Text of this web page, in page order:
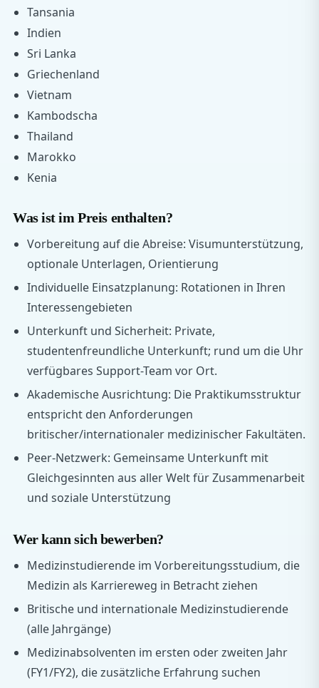
Tansania
Indien
Sri Lanka
Griechenland
Vietnam
Kambodscha
Thailand
Marokko
Kenia
Was ist im Preis enthalten?
Vorbereitung auf die Abreise: Visumunterstützung,
optionale Unterlagen, Orientierung
Individuelle Einsatzplanung: Rotationen in Ihren
Interessengebieten
Unterkunft und Sicherheit: Private,
studentenfreundliche Unterkunft; rund um die Uhr
verfügbares Support-Team vor Ort.
Akademische Ausrichtung: Die Praktikumsstruktur
entspricht den Anforderungen
britischer/internationaler medizinischer Fakultäten.
Peer-Netzwerk: Gemeinsame Unterkunft mit
Gleichgesinnten aus aller Welt für Zusammenarbeit
und soziale Unterstützung
Wer kann sich bewerben?
Medizinstudierende im Vorbereitungsstudium, die
Medizin als Karriereweg in Betracht ziehen
Britische und internationale Medizinstudierende
(alle Jahrgänge)
Medizinabsolventen im ersten oder zweiten Jahr
(FY1/FY2), die zusätzliche Erfahrung suchen